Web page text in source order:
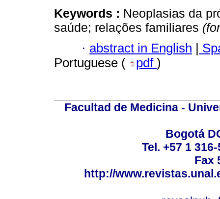
Keywords : Neoplasias da
saúde; relações familiares
· abstract in English
Portuguese (
pdf )
Facultad de Medicina -
Bogotá
Tel. +57 1
Fax
http://